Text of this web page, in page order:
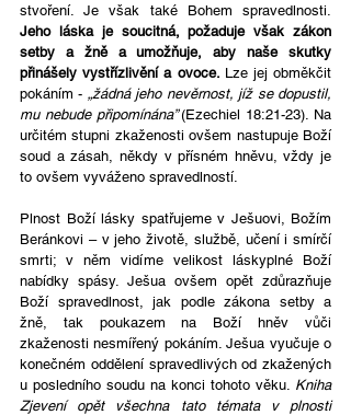
stvoření. Je však také Bohem spravedlnosti.
Jeho láska je soucitná, požaduje však zákon
setby a žně a umožňuje, aby naše skutky
přinášely vystřízlivění a ovoce. Lze jej obměkčit
pokáním - „žádná jeho nevěrnost, jíž se dopustil,
mu nebude připomínána” (Ezechiel 18:21-23). Na
určitém stupni zkaženosti ovšem nastupuje Boží
soud a zásah, někdy v přísném hněvu, vždy je
to ovšem vyváženo spravedlností.
Plnost Boží lásky spatřujeme v Ješuovi, Božím
Beránkovi – v jeho životě, službě, učení i smírčí
smrti; v něm vidíme velikost láskyplné Boží
nabídky spásy. Ješua ovšem opět zdůrazňuje
Boží spravedlnost, jak podle zákona setby a
žně, tak poukazem na Boží hněv vůči
zkaženosti nesmířený pokáním. Ješua vyučuje o
konečném oddělení spravedlivých od zkažených
u posledního soudu na konci tohoto věku. Kniha
Zjevení opět všechna tato témata v plnosti